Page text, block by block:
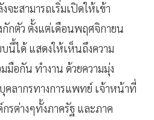
จะสามารถเริ่มเปิดให้เข้า
กักตัว ตั้งแต่เดือนพฤศจิกายน
นี้ได้ แสดงให้เห็นถึงความ
มือกัน ทำงาน ด้วยความมุ่ง
ลากรทางการแพทย์ เจ้าหน้าที่
รต่างๆทั้งภาครัฐ และภาค